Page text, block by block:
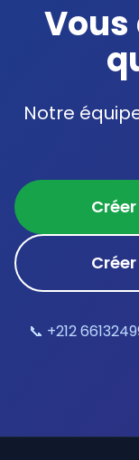
Notre
📞 +212